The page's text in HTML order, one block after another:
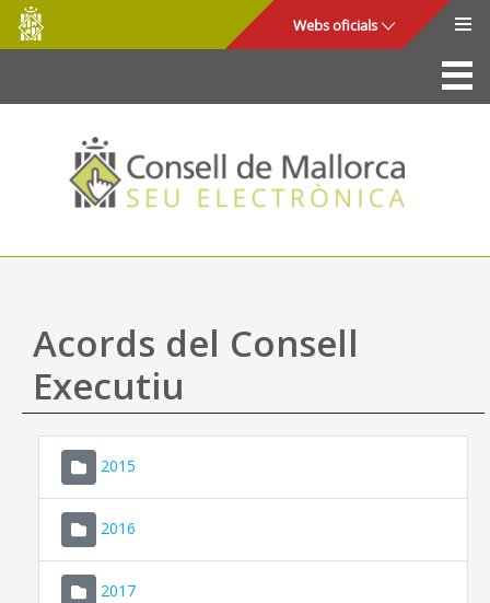
Salta al contingut principal
Consell
de
Mallorca
Webs oficials
La Seu
Consell de Mallorca
Accés i seguretat
Utilitats
Ajuda
Acords del Consell
Executiu
2015
2016
2017